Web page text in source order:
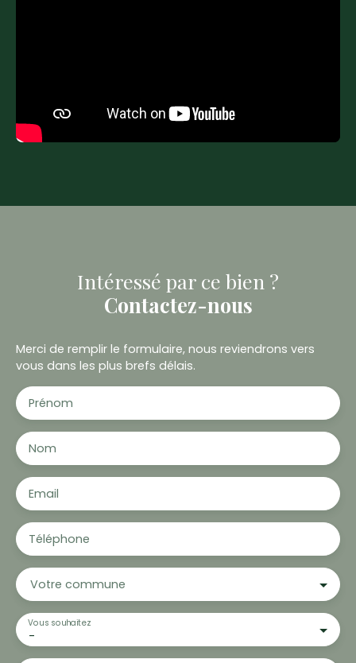
Intéressé par ce bien ?
Contactez-nous
Merci de remplir le formulaire, nous reviendrons vers
vous dans les plus brefs délais.
Prénom
Nom
Email
Téléphone
Votre commune
-
Vous souhaitez